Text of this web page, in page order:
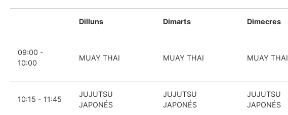
lector
Control-
Dilluns Dimarts Dimecres
09:00 -
10:00
MUAY THAI MUAY THAI MUAY THAI
10:15 - 11:45
JUJUTSU
JAPONÉS
JUJUTSU
JAPONÉS
JUJUTSU
JAPONÉS